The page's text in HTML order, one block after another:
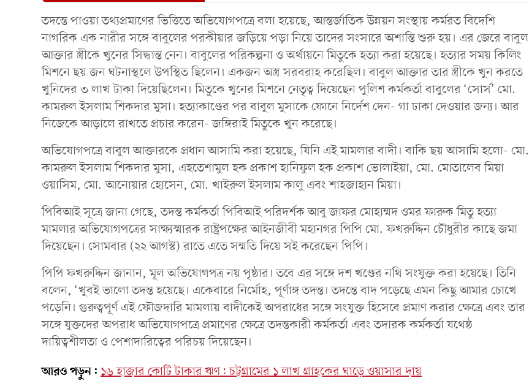
তদন্তে পাওয়া তথ্যপ্রমাণের ভিত্তিতে অভিযোগপত্রে বলা হয়েছে, আন্তর্জাতিক উন্নয়ন সংস্থায় কর্মরত বিদেশি
নাগরিক এক নারীর সঙ্গে বাবুলের পরকীয়ার জড়িয়ে পড়া নিয়ে তাদের সংসারে অশান্তি শুরু হয়। এর জেরে বাবুল
আক্তার স্ত্রীকে খুনের সিদ্ধান্ত নেন। বাবুলের পরিকল্পনা ও অর্থায়নে মিতুকে হত্যা করা হয়েছে। হত্যার সময় কিলিং
মিশনে ছয় জন ঘটনাস্থলে উপস্থিত ছিলেন। একজন অস্ত্র সরবরাহ করেছিল। বাবুল আক্তার তার স্ত্রীকে খুন করতে
খুনিদের ৩ লাখ টাকা দিয়েছিলেন। মিতুকে খুনের মিশনে নেতৃত্ব দিয়েছেন পুলিশ কর্মকর্তা বাবুলের ‘সোর্স’ মো.
কামরুল ইসলাম শিকদার মুসা। হত্যাকাণ্ডের পর বাবুল মুসাকে ফোনে নির্দেশ দেন- গা ঢাকা দেওয়ার জন্য। আর
নিজেকে আড়ালে রাখতে প্রচার করেন- জঙ্গিরাই মিতুকে খুন করেছে।
অভিযোগপত্রে বাবুল আক্তারকে প্রধান আসামি করা হয়েছে, যিনি এই মামলার বাদী। বাকি ছয় আসামি হলো- মো.
কামরুল ইসলাম শিকদার মুসা, এহতেশামুল হক প্রকাশ হানিফুল হক প্রকাশ ভোলাইয়া, মো. মোতালেব মিয়া
ওয়াসিম, মো. আনোয়ার হোসেন, মো. খাইরুল ইসলাম কালু এবং শাহজাহান মিয়া।
পিবিআই সূত্রে জানা গেছে, তদন্ত কর্মকর্তা পিবিআই পরিদর্শক আবু জাফর মোহাম্মদ ওমর ফারুক মিতু হত্যা
মামলার অভিযোগপত্রের সাক্ষ্যস্মারক রাষ্ট্রপক্ষের আইনজীবী মহানগর পিপি মো. ফখরুদ্দিন চৌধুরীর কাছে জমা
দিয়েছেন। সোমবার (২২ আগস্ট) রাতে এতে সম্মতি দিয়ে সই করেছেন পিপি।
পিপি ফখরুদ্দিন জানান, মূল অভিযোগপত্র নয় পৃষ্ঠার। তবে এর সঙ্গে দশ খণ্ডের নথি সংযুক্ত করা হয়েছে। তিনি
বলেন, ‘খুবই ভালো তদন্ত হয়েছে। একেবারে নির্মোহ, পূর্ণাঙ্গ তদন্ত। তদন্তে বাদ পড়েছে এমন কিছু আমার চোখে
পড়েনি। গুরুত্বপূর্ণ এই ফৌজদারি মামলায় বাদীকেই অপরাধের সঙ্গে সংযুক্ত হিসেবে প্রমাণ করার ক্ষেত্রে এবং তার
সঙ্গে যুক্তদের অপরাধ অভিযোগপত্রে প্রমাণের ক্ষেত্রে তদন্তকারী কর্মকর্তা এবং তদারক কর্মকর্তা যথেষ্ঠ
দায়িত্বশীলতা ও পেশাদারিত্বের পরিচয় দিয়েছেন।
আরও পড়ুন: ১৬ হাজার কোটি টাকার ঋণ: চট্টগ্রামের ১ লাখ গ্রাহকের ঘাড়ে ওয়াসার দায়